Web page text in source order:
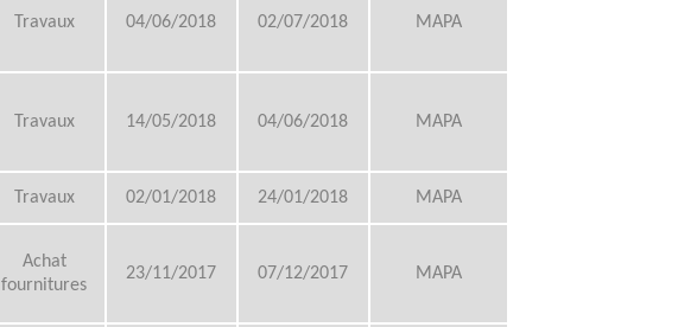
Travaux 04/06/2018 02/07/2018 MAPA
Travaux 14/05/2018 04/06/2018 MAPA
Travaux 02/01/2018 24/01/2018 MAPA
Achat
fournitures
23/11/2017 07/12/2017 MAPA